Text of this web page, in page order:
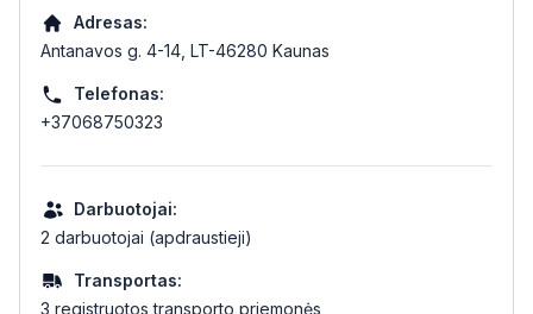
Adresas:
Antanavos g. 4-14, LT-46280 Kaunas
Telefonas:
+37068750323
Darbuotojai:
2 darbuotojai (apdraustieji)
Transportas:
3 registruotos transporto priemonės